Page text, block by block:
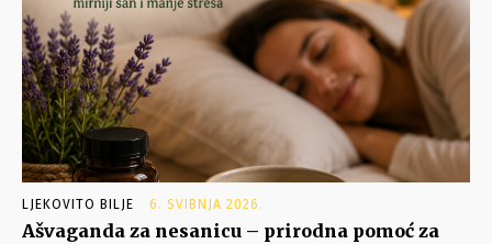
LJEKOVITO BILJE 6. SVIBNJA 2026.
Ašvaganda za nesanicu – prirodna pomoć za